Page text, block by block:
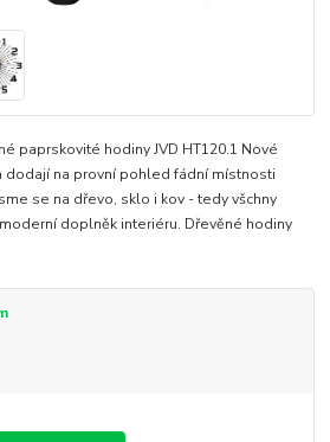
paprskovité hodiny JVD HT120.1 Nové
na provní pohled fádní místnosti
se na dřevo, sklo i kov - tedy všchny
doplněk interiéru. Dřevěné hodiny